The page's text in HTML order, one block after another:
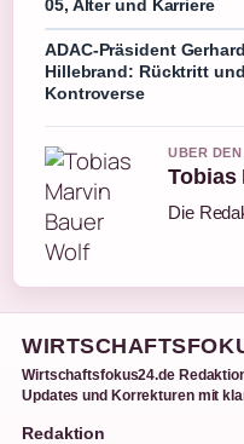
05, Alter und Karriere
ADAC-Präsident Gerhard
Hillebrand: Rücktritt und
Kontroverse
UBER
Tobias
Die
Wirtschaftsfokus24.de
Updates und Korrekturen mit
Redaktion